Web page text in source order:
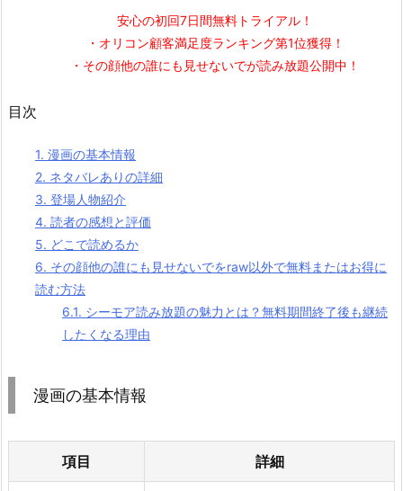
安心の初回7日間無料トライアル！
・オリコン顧客満足度ランキング第1位獲得！
・その顔他の誰にも見せないでが読み放題公開中！
目次
1. 漫画の基本情報
2. ネタバレありの詳細
3. 登場人物紹介
4. 読者の感想と評価
5. どこで読めるか
6. その顔他の誰にも見せないでをraw以外で無料またはお得に
読む方法
6.1. シーモア読み放題の魅力とは？無料期間終了後も継続
したくなる理由
漫画の基本情報
項目 詳細